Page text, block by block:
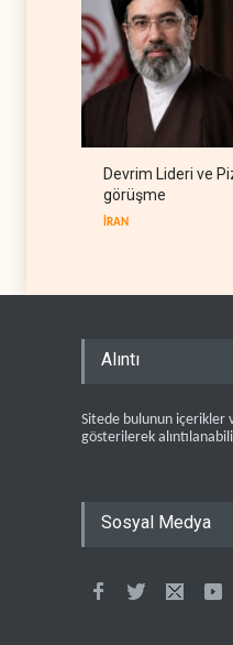
Devrim Lideri ve
görüşme
İRAN
Alıntı
Sitede bulunun içerikler
gösterilerek
Sosyal Medya